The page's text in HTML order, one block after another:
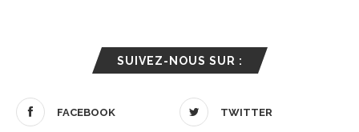
SUIVEZ-NOUS SUR :
FACEBOOK TWITTER